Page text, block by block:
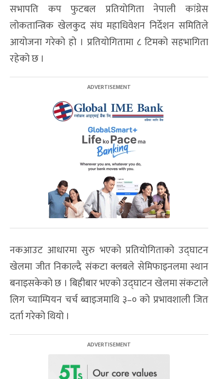
सभापति कप फुटबल प्रतियोगिता नेपाली कांग्रेस
लोकतान्त्रिक खेलकुद संघ महाधिवेशन निर्देशन समितिले
आयोजना गरेको हो । प्रतियोगितामा ८ टिमको सहभागिता
रहेको छ ।
नकआउट आधारमा सुरु भएको प्रतियोगिताको उद्घाटन
खेलमा जीत निकाल्दै संकटा क्लबले सेमिफाइनलमा स्थान
बनाइसकेको छ । बिहीबार भएको उद्घाटन खेलमा संकटाले
लिग च्याम्पियन चर्च ब्वाइजमाथि ३–० को प्रभावशाली जित
दर्ता गरेको थियो ।